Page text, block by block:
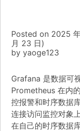
Posted on 2025
月 23 日)
by yaoge123
Grafana 是数据可
Prometheus 在内
控报警和时序数据
连接访问监控对象
在自己的时序数据